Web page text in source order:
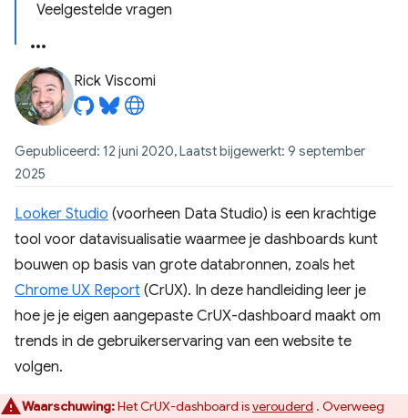
Veelgestelde vragen
Rick Viscomi
Gepubliceerd: 12 juni 2020, Laatst bijgewerkt: 9 september
2025
Looker Studio (voorheen Data Studio) is een krachtige
tool voor datavisualisatie waarmee je dashboards kunt
bouwen op basis van grote databronnen, zoals het
Chrome UX Report (CrUX). In deze handleiding leer je
hoe je je eigen aangepaste CrUX-dashboard maakt om
trends in de gebruikerservaring van een website te
volgen.
Waarschuwing:Het CrUX-dashboard isverouderd . Overweeg